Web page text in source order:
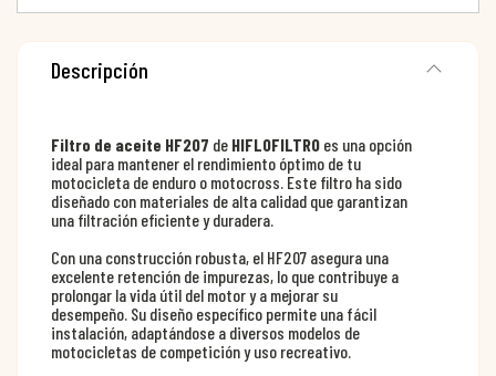
Descripción
Filtro de aceite HF207 de HIFLOFILTRO es una opción
ideal para mantener el rendimiento óptimo de tu
motocicleta de enduro o motocross. Este filtro ha sido
diseñado con materiales de alta calidad que garantizan
una filtración eficiente y duradera.
Con una construcción robusta, el HF207 asegura una
excelente retención de impurezas, lo que contribuye a
prolongar la vida útil del motor y a mejorar su
desempeño. Su diseño específico permite una fácil
instalación, adaptándose a diversos modelos de
motocicletas de competición y uso recreativo.